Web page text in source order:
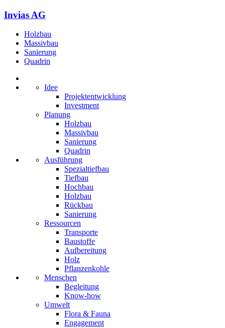
Invias AG
Holzbau
Massivbau
Sanierung
Quadrin
Idee
Projektentwicklung
Investment
Planung
Holzbau
Massivbau
Sanierung
Quadrin
Ausführung
Spezialtiefbau
Tiefbau
Hochbau
Holzbau
Rückbau
Sanierung
Ressourcen
Transporte
Baustoffe
Aufbereitung
Holz
Pflanzenkohle
Menschen
Begleitung
Know-how
Umwelt
Flora & Fauna
Engagement